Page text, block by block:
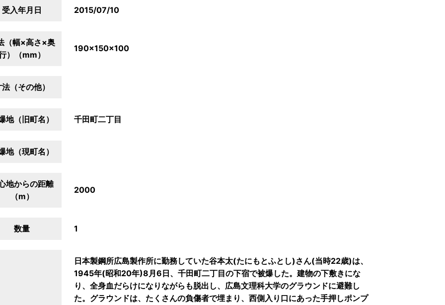
受入年月日 2015/07/10
（幅×高さ×奥
）（mm）
190×150×100
（その他）
地（旧町名） 千田町二丁目
地（現町名）
地からの距離
（m）
2000
数量 1
日本製鋼所広島製作所に勤務していた谷本太(たにもとふとし)さん(当時22歳)は、
1945年(昭和20年)8月6日、千田町二丁目の下宿で被爆した。建物の下敷きにな
り、全身血だらけになりながらも脱出し、広島文理科大学のグラウンドに避難し
た。グラウンドは、たくさんの負傷者で埋まり、西側入り口にあった手押しポンプ